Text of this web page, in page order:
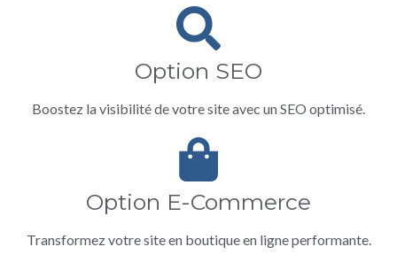
Option SEO
Boostez la visibilité de votre site avec un SEO optimisé.
Option E-Commerce
Transformez votre site en boutique en ligne performante.